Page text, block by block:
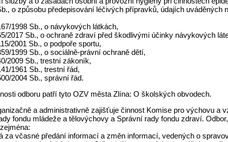
o způsobu předepisování léčivých přípravků, údajích
1998 Sb., o návykových látkách,
2017 Sb., o ochraně zdraví před škodlivými účinky návykových
2001 Sb., o podpoře sportu,
1999 Sb., o sociálně-právní ochraně dětí,
2009 Sb., trestní zákoník,
1961 Sb., trestní řád,
2004 Sb., správní řád.
odboru patří tyto OZV města Zlína: O školských obvodech.
a administrativně zajišťuje činnost Komise pro výchovu a
fondu mládeže a tělovýchovy a Správní rady fondu zdraví.
za včasné předání informací a změn informací, vedených o